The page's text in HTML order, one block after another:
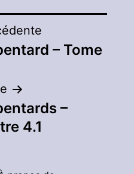
– Tome
–
4.1